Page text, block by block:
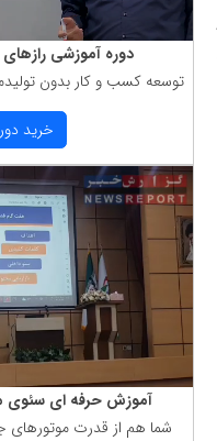
دوره آموزشی
توسعه كسب و كار بدون
خرید
آموزش حرفه ای سئوی
شما هم از قدرت موتورهای